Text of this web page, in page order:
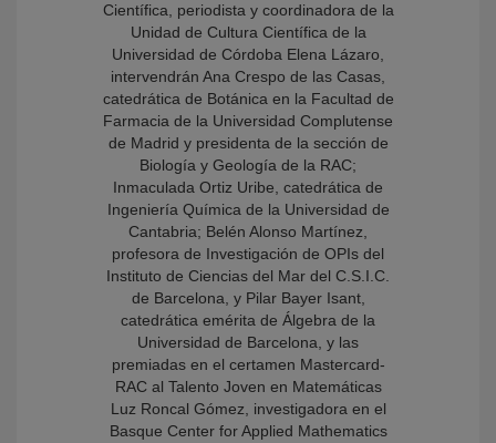
Científica, periodista y coordinadora de la
Unidad de Cultura Científica de la
Universidad de Córdoba Elena Lázaro,
intervendrán Ana Crespo de las Casas,
catedrática de Botánica en la Facultad de
Farmacia de la Universidad Complutense
de Madrid y presidenta de la sección de
Biología y Geología de la RAC;
Inmaculada Ortiz Uribe, catedrática de
Ingeniería Química de la Universidad de
Cantabria; Belén Alonso Martínez,
profesora de Investigación de OPIs del
Instituto de Ciencias del Mar del C.S.I.C.
de Barcelona, y Pilar Bayer Isant,
catedrática emérita de Álgebra de la
Universidad de Barcelona, y las
premiadas en el certamen Mastercard-
RAC al Talento Joven en Matemáticas
Luz Roncal Gómez, investigadora en el
Basque Center for Applied Mathematics